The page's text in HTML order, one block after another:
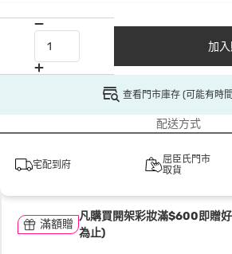
加
查看門市庫存 (可能有時
配送方式
宅配到府
屈臣氏門市
取貨
滿額贈
凡購買開架彩妝滿$600即贈
為止)